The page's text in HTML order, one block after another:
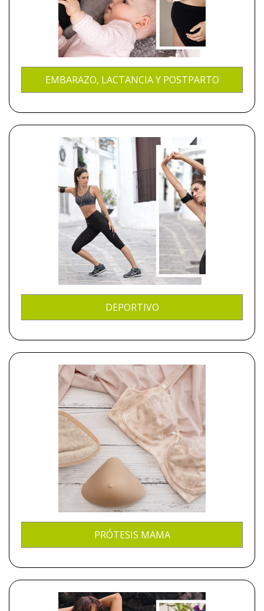
EMBARAZO, LACTANCIA Y POSTPARTO
DEPORTIVO
PRÓTESIS MAMA